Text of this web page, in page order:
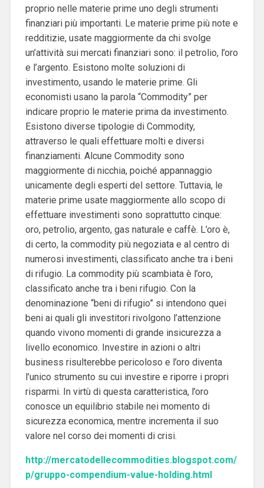
proprio nelle materie prime uno degli strumenti
finanziari più importanti. Le materie prime più note e
redditizie, usate maggiormente da chi svolge
un’attività sui mercati finanziari sono: il petrolio, l’oro
e l’argento. Esistono molte soluzioni di
investimento, usando le materie prime. Gli
economisti usano la parola “Commodity” per
indicare proprio le materie prima da investimento.
Esistono diverse tipologie di Commodity,
attraverso le quali effettuare molti e diversi
finanziamenti. Alcune Commodity sono
maggiormente di nicchia, poiché appannaggio
unicamente degli esperti del settore. Tuttavia, le
materie prime usate maggiormente allo scopo di
effettuare investimenti sono soprattutto cinque:
oro, petrolio, argento, gas naturale e caffè. L’oro è,
di certo, la commodity più negoziata e al centro di
numerosi investimenti, classificato anche tra i beni
di rifugio. La commodity più scambiata è l’oro,
classificato anche tra i beni rifugio. Con la
denominazione “beni di rifugio” si intendono quei
beni ai quali gli investitori rivolgono l’attenzione
quando vivono momenti di grande insicurezza a
livello economico. Investire in azioni o altri
business risulterebbe pericoloso e l’oro diventa
l’unico strumento su cui investire e riporre i propri
risparmi. In virtù di questa caratteristica, l’oro
conosce un equilibrio stabile nei momento di
sicurezza economica, mentre incrementa il suo
valore nel corso dei momenti di crisi.
http://mercatodellecommodities.blogspot.com/
p/gruppo-compendium-value-holding.html